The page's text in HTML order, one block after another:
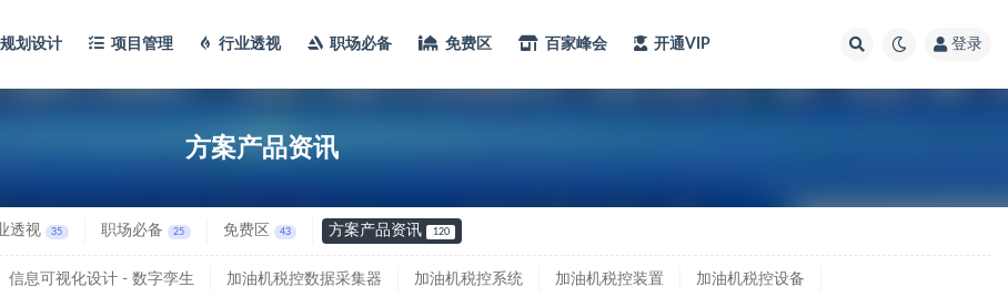
规划设计 项目管理 行业透视 职场必备 免费区 百家峰会 开通VIP 登录
方案产品资讯
透视 35 职场必备 25 免费区 43 方案产品资讯 120
信息可视化设计 - 数字孪生 加油机税控数据采集器 加油机税控系统 加油机税控装置 加油机税控设备